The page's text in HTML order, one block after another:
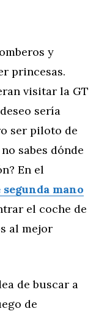
y
princesas.
visitar la GT
sería
ser piloto de
sabes dónde
En el
segunda mano
el coche de
al mejor
de buscar a
de